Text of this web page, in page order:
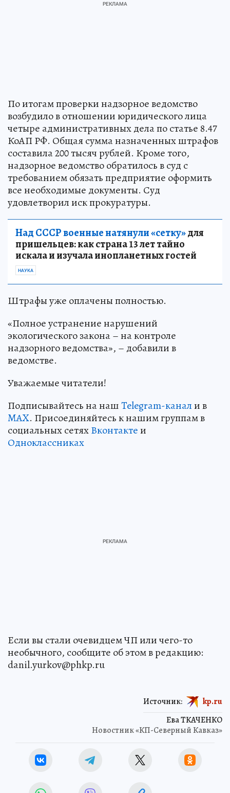
По итогам проверки надзорное ведомство
возбудило в отношении юридического лица
четыре административных дела по статье 8.47
КоАП РФ. Общая сумма назначенных штрафов
составила 200 тысяч рублей. Кроме того,
надзорное ведомство обратилось в суд с
требованием обязать предприятие оформить
все необходимые документы. Суд
удовлетворил иск прокуратуры.
Над СССР военные натянули «сетку»для
пришельцев: как страна 13 лет тайно
искала и изучала инопланетных гостей
НАУКА
Штрафы уже оплачены полностью.
«Полное устранение нарушений
экологического закона – на контроле
надзорного ведомства», – добавили в
ведомстве.
Уважаемые читатели!
Подписывайтесь на нашTelegram-канали в
MAX. Присоединяйтесь к нашим группам в
социальных сетяхВконтактеи
Одноклассниках
Если вы стали очевидцем ЧП или чего-то
необычного, сообщите об этом в редакцию:
danil.yurkov@phkp.ru
Ева ТКАЧЕНКО
Новостник «КП-Северный Кавказ»
Источник: kp.ru